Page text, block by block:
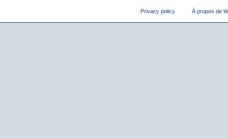
Privacy policy À propos de